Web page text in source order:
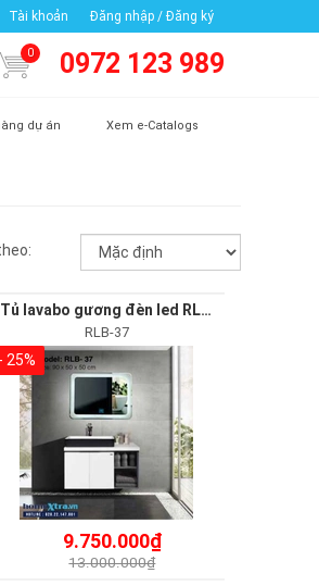
Tài khoản Đăng nhập / Đăng ký
0 0972 123 989
dự án Xem e-Catalogs
Tủ lavabo gương đèn led RLB-37
RLB-37
- 25%
9.750.000₫
13.000.000₫